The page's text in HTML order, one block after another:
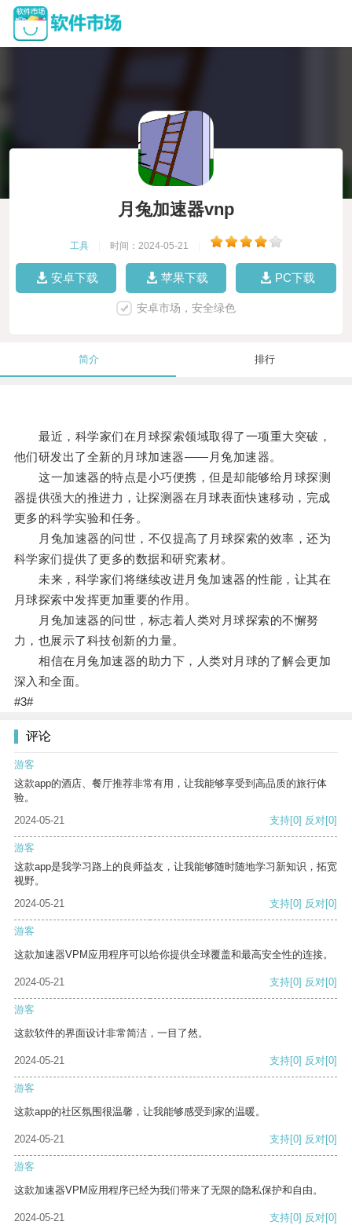
月兔加速器vnp
工具 时间：2024-05-21
安卓下载 苹果下载 PC下载
安卓市场，安全绿色
简介 排行
最近，科学家们在月球探索领域取得了一项重大突破，
他们研发出了全新的月球加速器——月兔加速器。
这一加速器的特点是小巧便携，但是却能够给月球探测
器提供强大的推进力，让探测器在月球表面快速移动，完成
更多的科学实验和任务。
月兔加速器的问世，不仅提高了月球探索的效率，还为
科学家们提供了更多的数据和研究素材。
未来，科学家们将继续改进月兔加速器的性能，让其在
月球探索中发挥更加重要的作用。
月兔加速器的问世，标志着人类对月球探索的不懈努
力，也展示了科技创新的力量。
相信在月兔加速器的助力下，人类对月球的了解会更加
深入和全面。
#3#
评论
游客
这款app的酒店、餐厅推荐非常有用，让我能够享受到高品质的旅行体
验。
2024-05-21
支持[0] 反对[0]
游客
这款app是我学习路上的良师益友，让我能够随时随地学习新知识，拓宽
视野。
2024-05-21
支持[0] 反对[0]
游客
这款加速器VPM应用程序可以给你提供全球覆盖和最高安全性的连接。
2024-05-21 支持[0] 反对[0]
游客
这款软件的界面设计非常简洁，一目了然。
2024-05-21 支持[0] 反对[0]
游客
这款app的社区氛围很温馨，让我能够感受到家的温暖。
2024-05-21 支持[0] 反对[0]
游客
这款加速器VPM应用程序已经为我们带来了无限的隐私保护和自由。
2024-05-21 支持[0] 反对[0]